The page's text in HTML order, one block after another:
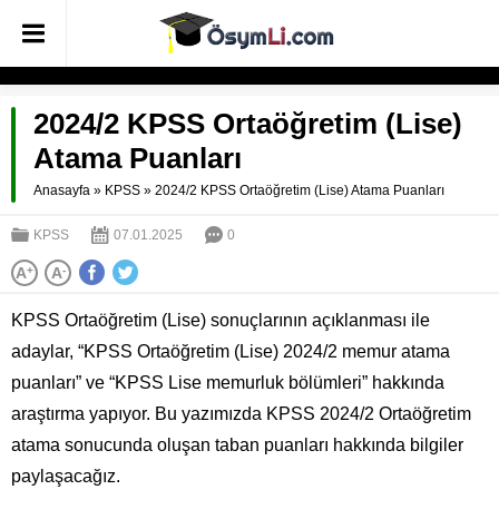
2024/2 KPSS Ortaöğretim (Lise)
Atama Puanları
Anasayfa » KPSS » 2024/2 KPSS Ortaöğretim (Lise) Atama Puanları
KPSS 07.01.2025 0
A+ A-
KPSS Ortaöğretim (Lise) sonuçlarının açıklanması ile
adaylar, “KPSS Ortaöğretim (Lise) 2024/2 memur atama
puanları” ve “KPSS Lise memurluk bölümleri” hakkında
araştırma yapıyor. Bu yazımızda KPSS 2024/2 Ortaöğretim
atama sonucunda oluşan taban puanları hakkında bilgiler
paylaşacağız.